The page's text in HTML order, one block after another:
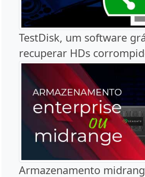
TestDisk, um software
recuperar HDs
Armazenamento